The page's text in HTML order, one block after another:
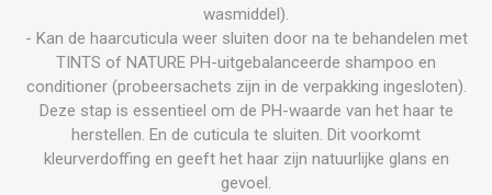
wasmiddel).
- Kan de haarcuticula weer sluiten door na te behandelen met
TINTS of NATURE PH-uitgebalanceerde shampoo en
conditioner (probeersachets zijn in de verpakking ingesloten).
Deze stap is essentieel om de PH-waarde van het haar te
herstellen. En de cuticula te sluiten. Dit voorkomt
kleurverdoffing en geeft het haar zijn natuurlijke glans en
gevoel.